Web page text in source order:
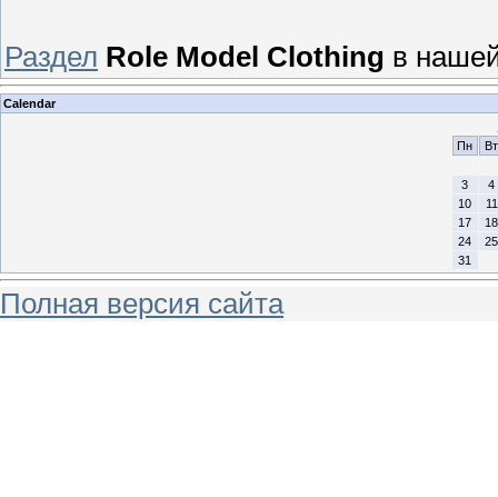
Раздел Role Model Clothing в
Calendar
Пн
Вт
3
4
10
11
17
18
24
25
31
Полная версия сайта